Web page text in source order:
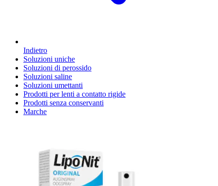
Indietro
Soluzioni uniche
Soluzioni di perossido
Soluzioni saline
Soluzioni umettanti
Prodotti per lenti a contatto rigide
Prodotti senza conservanti
Marche